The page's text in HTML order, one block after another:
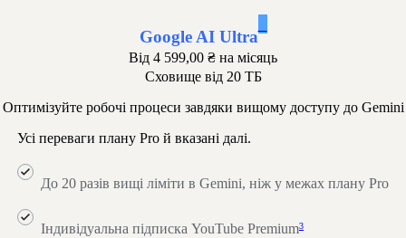
Google AI Ultra
Від 4 599,00 ₴ на місяць
Сховище від 20 ТБ
Оптимізуйте робочі процеси завдяки вищому доступу до Gemini
Усі переваги плану Pro й вказані далі.
До 20 разів вищі ліміти в Gemini, ніж у межах плану Pro
Індивідуальна підписка YouTube Premium3